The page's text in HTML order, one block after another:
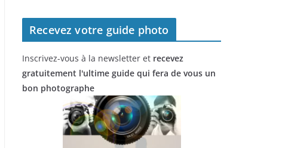
Recevez votre guide photo
Inscrivez-vous à la newsletter et recevez
gratuitement l'ultime guide qui fera de vous un
bon photographe